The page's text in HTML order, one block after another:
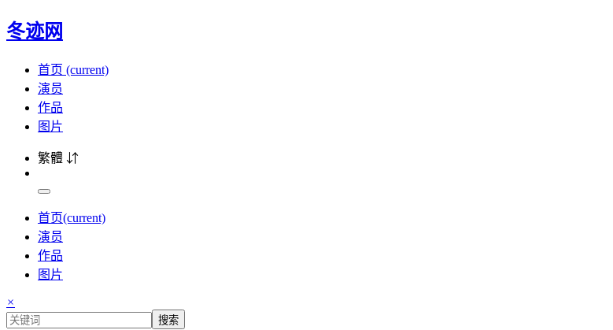
冬迹网
首页 (current)
演员
作品
图片
繁體 ⇵
首页(current)
演员
作品
图片
×
搜索